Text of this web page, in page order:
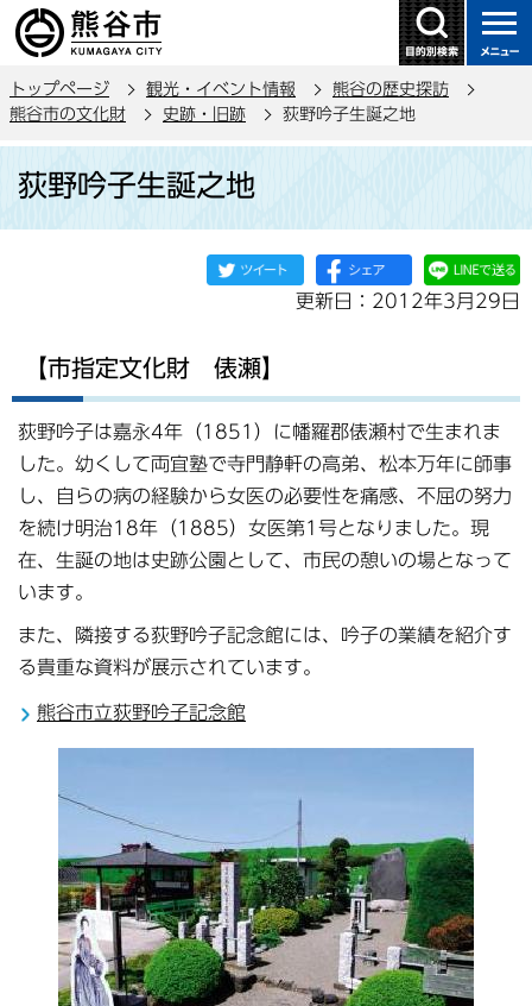
の
ー
トップページ 観光・イベント情報
熊谷の歴史探訪
熊谷市の文化財
史跡・旧跡 荻野吟子生誕之地
荻野吟子生誕之地
更新日：2012年3月29日
【市指定文化財 俵瀬】
荻野吟子は嘉永4年（1851）に幡羅郡俵瀬村で生まれま
した。幼くして両宜塾で寺門静軒の高弟、松本万年に師事
し、自らの病の経験から女医の必要性を痛感、不屈の努力
を続け明治18年（1885）女医第1号となりました。現
在、生誕の地は史跡公園として、市民の憩いの場となって
います。
また、隣接する荻野吟子記念館には、吟子の業績を紹介す
る貴重な資料が展示されています。
熊谷市立荻野吟子記念館